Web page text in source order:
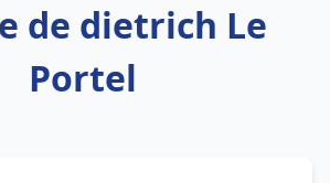
de dietrich Le
Portel